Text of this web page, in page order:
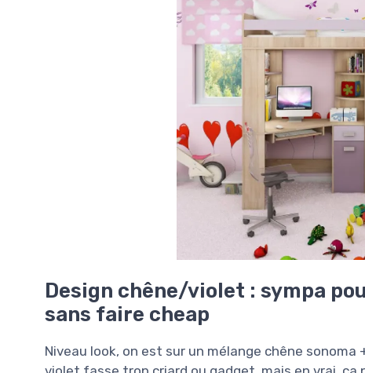
Design chêne/violet : sympa
sans faire cheap
Niveau look, on est sur un mélange chêne sonoma